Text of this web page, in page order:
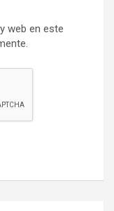
web en este